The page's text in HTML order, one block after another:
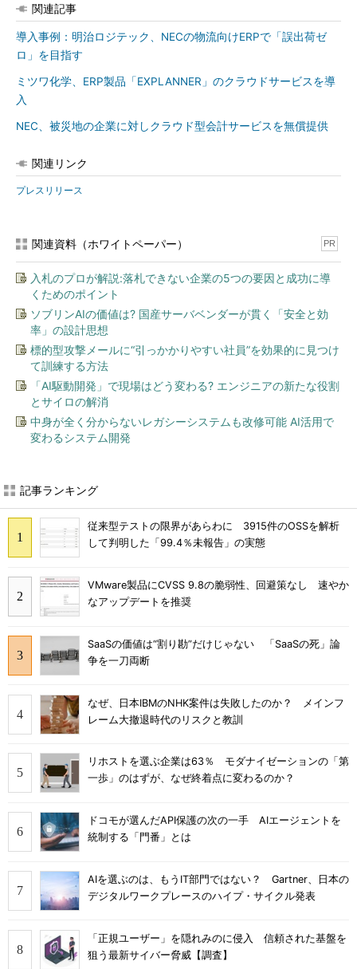
関連記事
導入事例：明治ロジテック、NECの物流向けERPで「誤出荷ゼ
ロ」を目指す
ミツワ化学、ERP製品「EXPLANNER」のクラウドサービスを導
入
NEC、被災地の企業に対しクラウド型会計サービスを無償提供
関連リンク
プレスリリース
関連資料（ホワイトペーパー） PR
入札のプロが解説:落札できない企業の5つの要因と成功に導
くためのポイント
ソブリンAIの価値は? 国産サーバベンダーが貫く「安全と効
率」の設計思想
標的型攻撃メールに“引っかかりやすい社員”を効果的に見つけ
て訓練する方法
「AI駆動開発」で現場はどう変わる? エンジニアの新たな役割
とサイロの解消
中身が全く分からないレガシーシステムも改修可能 AI活用で
変わるシステム開発
記事ランキング
従来型テストの限界があらわに 3915件のOSSを解析
して判明した「99.4％未報告」の実態
VMware製品にCVSS 9.8の脆弱性、回避策なし 速やか
なアップデートを推奨
SaaSの価値は“割り勘”だけじゃない 「SaaSの死」論
争を一刀両断
なぜ、日本IBMのNHK案件は失敗したのか？ メインフ
レーム大撤退時代のリスクと教訓
リホストを選ぶ企業は63％ モダナイゼーションの「第
一歩」のはずが、なぜ終着点に変わるのか？
ドコモが選んだAPI保護の次の一手 AIエージェントを
統制する「門番」とは
AIを選ぶのは、もうIT部門ではない？ Gartner、日本の
デジタルワークプレースのハイプ・サイクル発表
「正規ユーザー」を隠れみのに侵入 信頼された基盤を
狙う最新サイバー脅威【調査】